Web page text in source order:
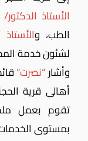
الأستاذ
الطب، و
لشئون خدمة
وأشار“نصرت”
أهالى قرية
تقوم بعمل
بمستوى